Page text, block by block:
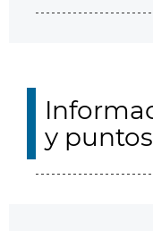
y